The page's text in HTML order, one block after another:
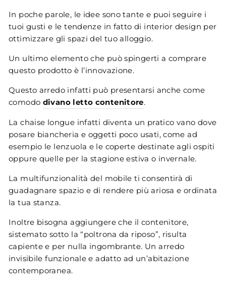
In poche parole, le idee sono tante e puoi seguire i
tuoi gusti e le tendenze in fatto di interior design per
ottimizzare gli spazi del tuo alloggio.
Un ultimo elemento che può spingerti a comprare
questo prodotto è l’innovazione.
Questo arredo infatti può presentarsi anche come
comodo divano letto contenitore.
La chaise longue infatti diventa un pratico vano dove
posare biancheria e oggetti poco usati, come ad
esempio le lenzuola e le coperte destinate agli ospiti
oppure quelle per la stagione estiva o invernale.
La multifunzionalità del mobile ti consentirà di
guadagnare spazio e di rendere più ariosa e ordinata
la tua stanza.
Inoltre bisogna aggiungere che il contenitore,
sistemato sotto la “poltrona da riposo”, risulta
capiente e per nulla ingombrante. Un arredo
invisibile funzionale e adatto ad un’abitazione
contemporanea.